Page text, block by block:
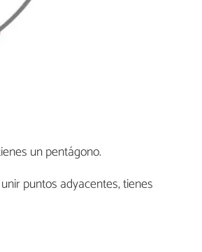
un pentágono.
puntos adyacentes, tienes